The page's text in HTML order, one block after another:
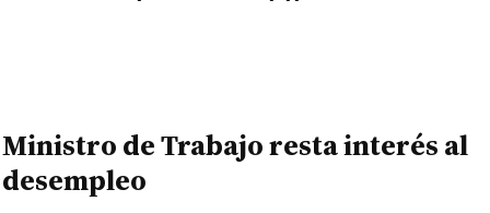
Ministro de Trabajo resta interés al
desempleo